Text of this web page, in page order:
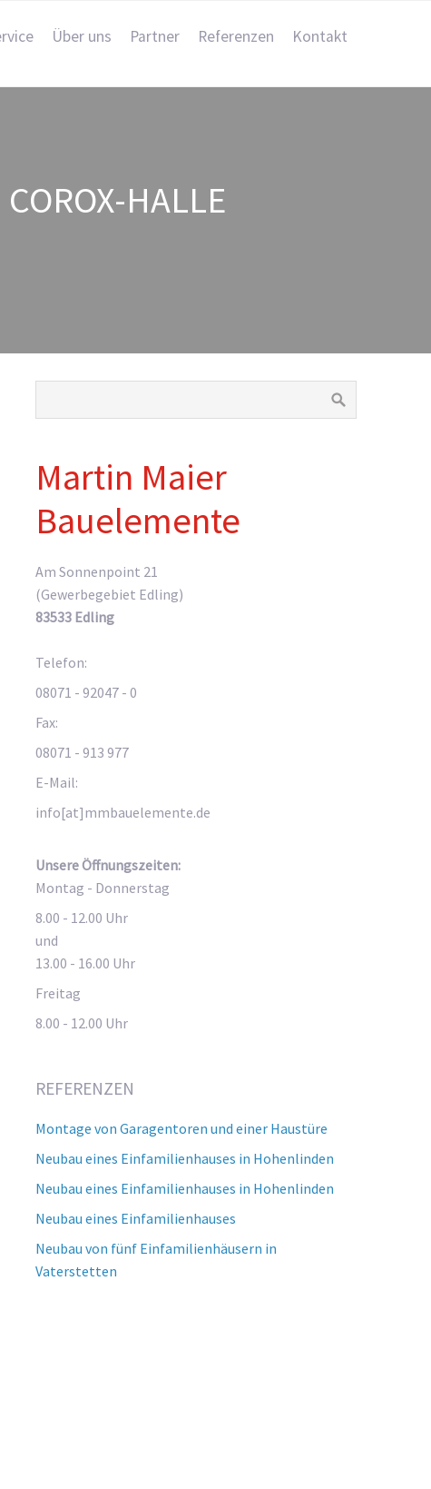
Über uns Partner Referenzen Kontakt
HALLE
Martin Maier
Bauelemente
Am Sonnenpoint 21
(Gewerbegebiet Edling)
83533 Edling
Telefon:
08071 - 92047 - 0
Fax:
08071 - 913 977
E-Mail:
info[at]mmbauelemente.de
Unsere Öffnungszeiten:
Montag - Donnerstag
8.00 - 12.00 Uhr
und
13.00 - 16.00 Uhr
Freitag
8.00 - 12.00 Uhr
REFERENZEN
Montage von Garagentoren und einer Haustüre
Neubau eines Einfamilienhauses in Hohenlinden
Neubau eines Einfamilienhauses in Hohenlinden
Neubau eines Einfamilienhauses
Neubau von fünf Einfamilienhäusern in
Vaterstetten